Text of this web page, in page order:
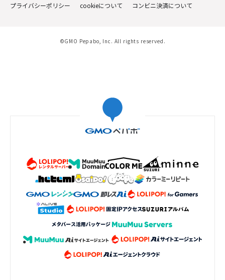
プライバシーポリシー
cookieについて コンビニ決済について
©GMO Pepabo, Inc. All rights reserved.